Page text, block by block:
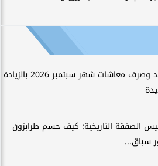
موعد وصرف معاشات شهر سبتمبر 2026 بالزيادة
الصفقة التاريخية: كيف حسم طرابزون
سباق...